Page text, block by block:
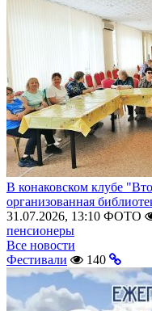
В конаковском клубе
организованная
31.07.2026, 13:10 ФОТО
пенсионеры
Все новости
Фестивали
140